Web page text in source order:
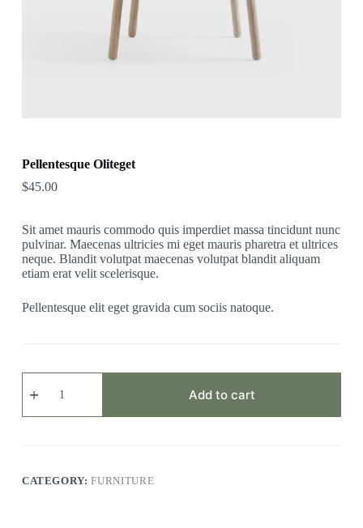
Pellentesque Oliteget
$45.00
Sit amet mauris commodo quis imperdiet massa tincidunt nunc
pulvinar. Maecenas ultricies mi eget mauris pharetra et ultrices
neque. Blandit volutpat maecenas volutpat blandit aliquam
etiam erat velit scelerisque.
Pellentesque elit eget gravida cum sociis natoque.
Pellentesque
Oliteget
Add to cart
CATEGORY:FURNITURE